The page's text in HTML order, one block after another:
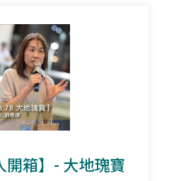
開箱】- 大地瑰寶